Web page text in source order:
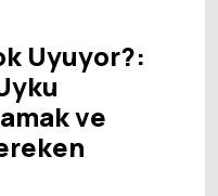
Uyuyor?:
ve